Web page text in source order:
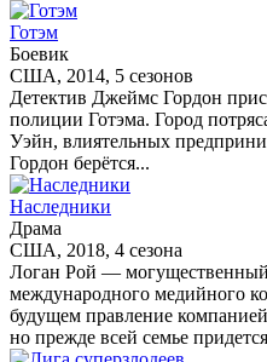
Готэм
Боевик
США, 2014, 5 сезонов
Детектив Джеймс Гордон
полиции Готэма. Город
Уэйн, влиятельных
Гордон берётся...
Наследники
Драма
США, 2018, 4 сезона
Логан Рой —
международного медийного
будущем правление
но прежде всей семье